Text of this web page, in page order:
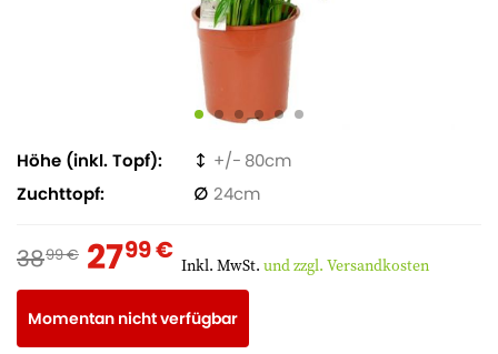
Höhe (inkl. Topf)
80
Zuchttopf
24
3899 € 2799 € Inkl. MwSt. und zzgl. Versandkosten
Momentan nicht verfügbar